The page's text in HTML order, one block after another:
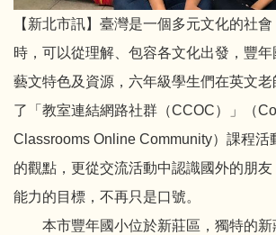
【新北市訊】臺灣是一個多元文化的社
時，可以從理解、包容各文化出發，豐
藝文特色及資源，六年級學生們在英文
了「教室連結網路社群（CCOC）」（
Classrooms Online Community）課程活
的觀點，更從交流活動中認識國外的朋友
能力的目標，不再只是口號。
本市豐年國小位於新莊區，獨特的新